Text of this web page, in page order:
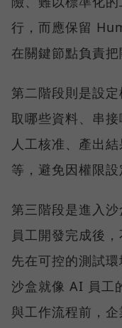
行，而應保留
在關鍵節點負責把
第二階段則是設
取哪些資料、串
人工核准、產出
等，避免因權限設
第三階段是進入
員工開發完成後
先在可控的測試
沙盒就像 AI 員工
與工作流程前，